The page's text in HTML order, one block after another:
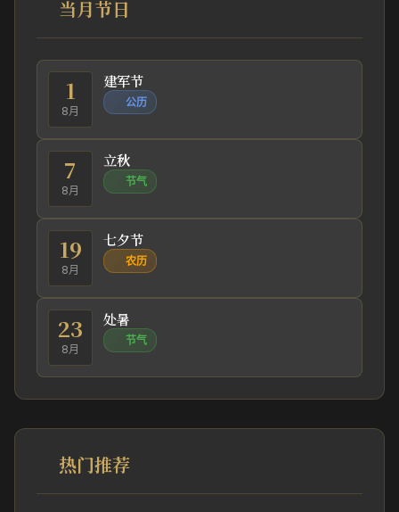
当月节日
1
8月
建军节
公历
7
8月
立秋
节气
19
8月
七夕节
农历
23
8月
处暑
节气
热门推荐